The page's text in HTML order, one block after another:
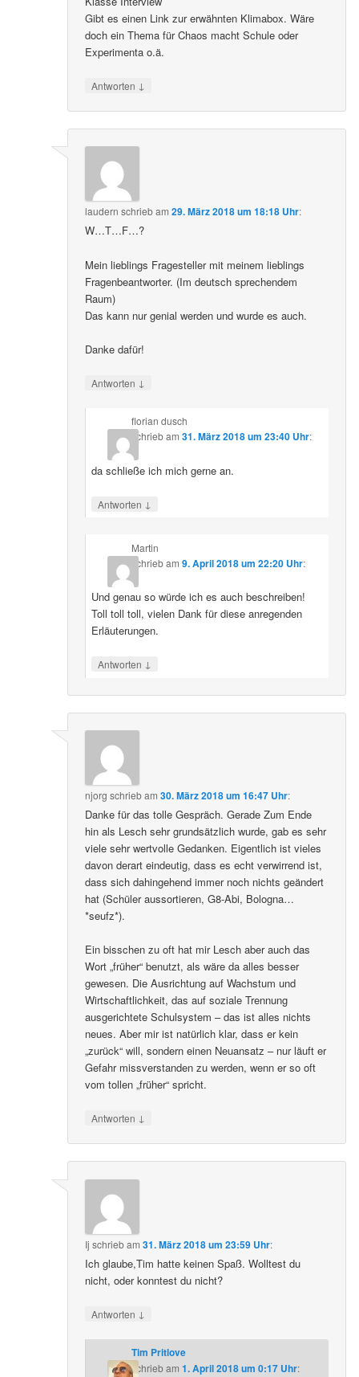
Gibt es einen Link zur erwähnten Klimabox. Wäre
doch ein Thema für Chaos macht Schule oder
Experimenta o.ä.
Antworten ↓
laudern schriebam29. März 2018 um 18:18 Uhr:
W…T…F…?
Mein lieblings Fragesteller mit meinem lieblings
Fragenbeantworter. (Im deutsch sprechendem
Raum)
Das kann nur genial werden und wurde es auch.
Danke dafür!
Antworten ↓
florian dusch
schriebam 31. März 2018 um 23:40 Uhr:
da schließe ich mich gerne an.
Antworten ↓
Martin
schriebam 9. April 2018 um 22:20 Uhr:
Und genau so würde ich es auch beschreiben!
Toll toll toll, vielen Dank für diese anregenden
Erläuterungen.
Antworten ↓
njorg schriebam30. März 2018 um 16:47 Uhr:
Danke für das tolle Gespräch. Gerade Zum Ende
hin als Lesch sehr grundsätzlich wurde, gab es sehr
viele sehr wertvolle Gedanken. Eigentlich ist vieles
davon derart eindeutig, dass es echt verwirrend ist,
dass sich dahingehend immer noch nichts geändert
hat (Schüler aussortieren, G8-Abi, Bologna…
*seufz*).
Ein bisschen zu oft hat mir Lesch aber auch das
Wort „früher“ benutzt, als wäre da alles besser
gewesen. Die Ausrichtung auf Wachstum und
Wirtschaftlichkeit, das auf soziale Trennung
ausgerichtete Schulsystem – das ist alles nichts
neues. Aber mir ist natürlich klar, dass er kein
„zurück“ will, sondern einen Neuansatz – nur läuft er
Gefahr missverstanden zu werden, wenn er so oft
vom tollen „früher“ spricht.
Antworten ↓
Ij schriebam31. März 2018 um 23:59 Uhr:
Ich glaube,Tim hatte keinen Spaß. Wolltest du
nicht, oder konntest du nicht?
Antworten ↓
Tim Pritlove
schriebam 1. April 2018 um 0:17 Uhr: